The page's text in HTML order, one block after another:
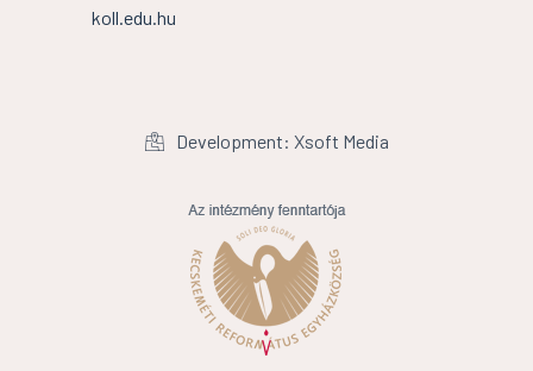
koll.edu.hu
Development: Xsoft Media